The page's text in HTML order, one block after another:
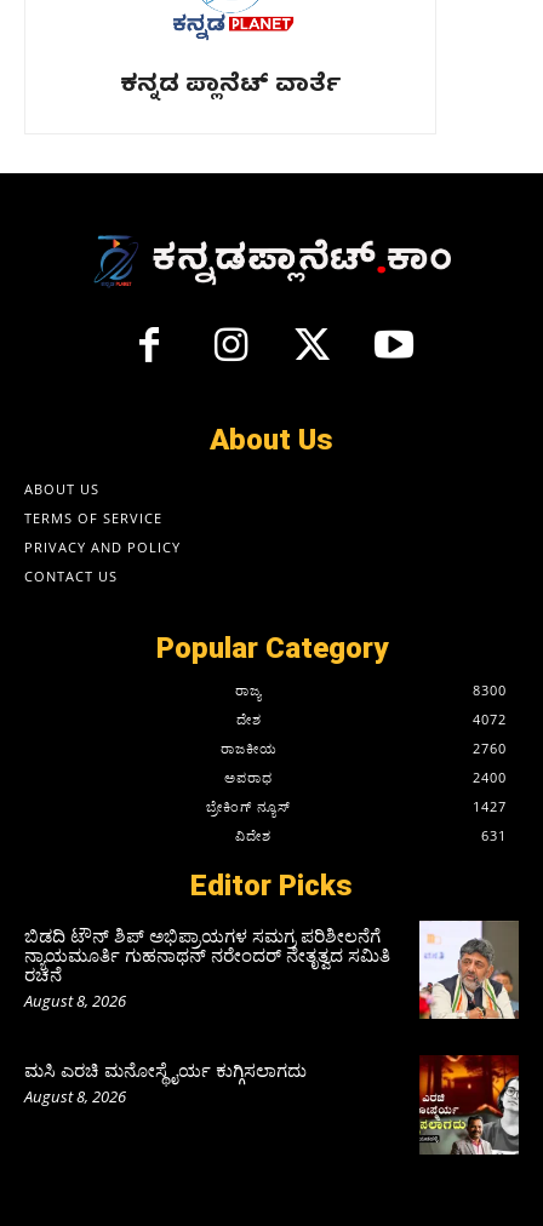
ಕನ್ನಡ ಪ್ಲಾನೆಟ್ ವಾರ್ತೆ
About Us
ABOUT US
TERMS OF SERVICE
PRIVACY AND POLICY
CONTACT US
Popular Category
ರಾಜ್ಯ
8300
ದೇಶ
4072
ರಾಜಕೀಯ
2760
ಅಪರಾಧ
2400
ಬ್ರೇಕಿಂಗ್ ನ್ಯೂಸ್
1427
ವಿದೇಶ
631
Editor Picks
ಬಿಡದಿ ಟೌನ್ ಶಿಪ್ ಅಭಿಪ್ರಾಯಗಳ ಸಮಗ್ರ ಪರಿಶೀಲನೆಗೆ
ನ್ಯಾಯಮೂರ್ತಿ ಗುಹನಾಥನ್ ನರೇಂದರ್ ನೇತೃತ್ವದ ಸಮಿತಿ
ರಚನೆ
August 8, 2026
ಮಸಿ ಎರಚಿ ಮನೋಸ್ಥೈರ್ಯ ಕುಗ್ಗಿಸಲಾಗದು
August 8, 2026